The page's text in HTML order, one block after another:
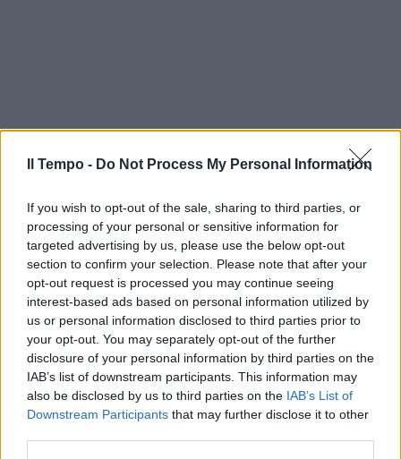
Il Tempo - Do Not Process My Personal Information
If you wish to opt-out of the sale, sharing to third parties, or
processing of your personal or sensitive information for
targeted advertising by us, please use the below opt-out
section to confirm your selection. Please note that after your
opt-out request is processed you may continue seeing
interest-based ads based on personal information utilized by
us or personal information disclosed to third parties prior to
your opt-out. You may separately opt-out of the further
disclosure of your personal information by third parties on the
IAB’s list of downstream participants. This information may
also be disclosed by us to third parties on the IAB’s List of
Downstream Participants that may further disclose it to other